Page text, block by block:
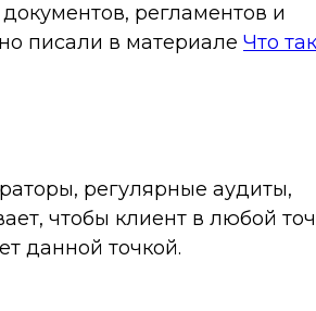
регламентов и
писали в материале Что
регулярные аудиты,
чтобы клиент в любой
данной точкой.